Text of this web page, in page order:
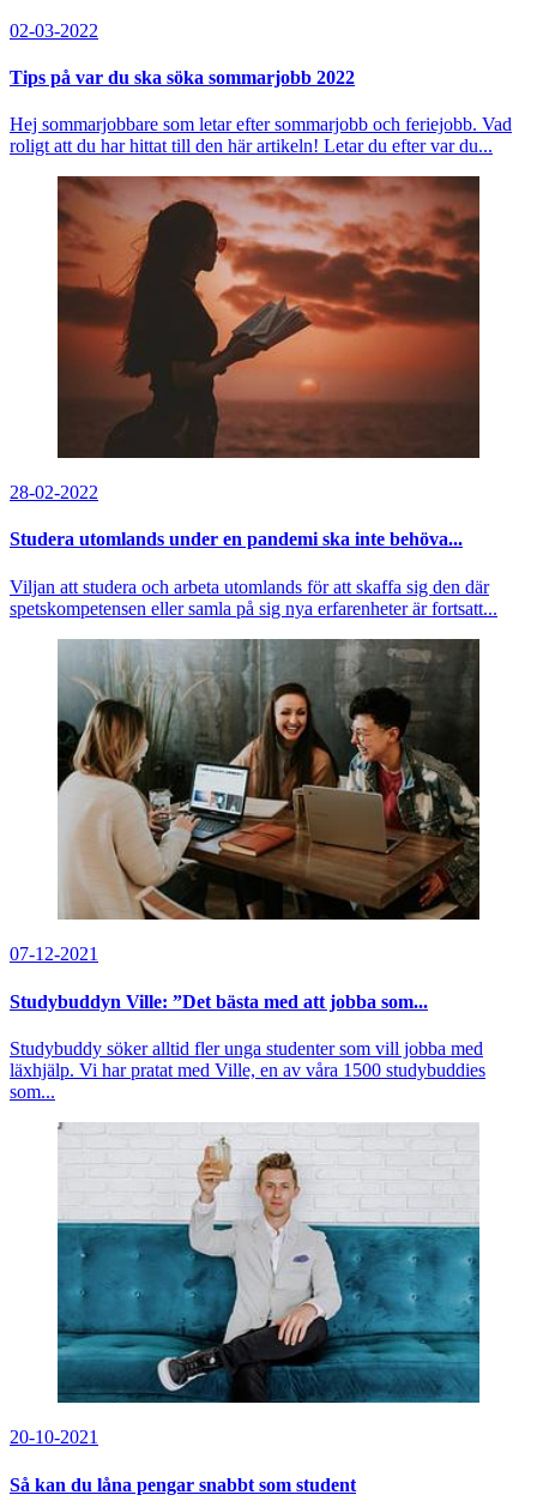
02-03-2022
Tips på var du ska söka sommarjobb 2022
Hej sommarjobbare som letar efter sommarjobb och feriejobb. Vad
roligt att du har hittat till den här artikeln! Letar du efter var du...
28-02-2022
Studera utomlands under en pandemi ska inte behöva...
Viljan att studera och arbeta utomlands för att skaffa sig den där
spetskompetensen eller samla på sig nya erfarenheter är fortsatt...
07-12-2021
Studybuddyn Ville: ”Det bästa med att jobba som...
Studybuddy söker alltid fler unga studenter som vill jobba med
läxhjälp. Vi har pratat med Ville, en av våra 1500 studybuddies
som...
20-10-2021
Så kan du låna pengar snabbt som student